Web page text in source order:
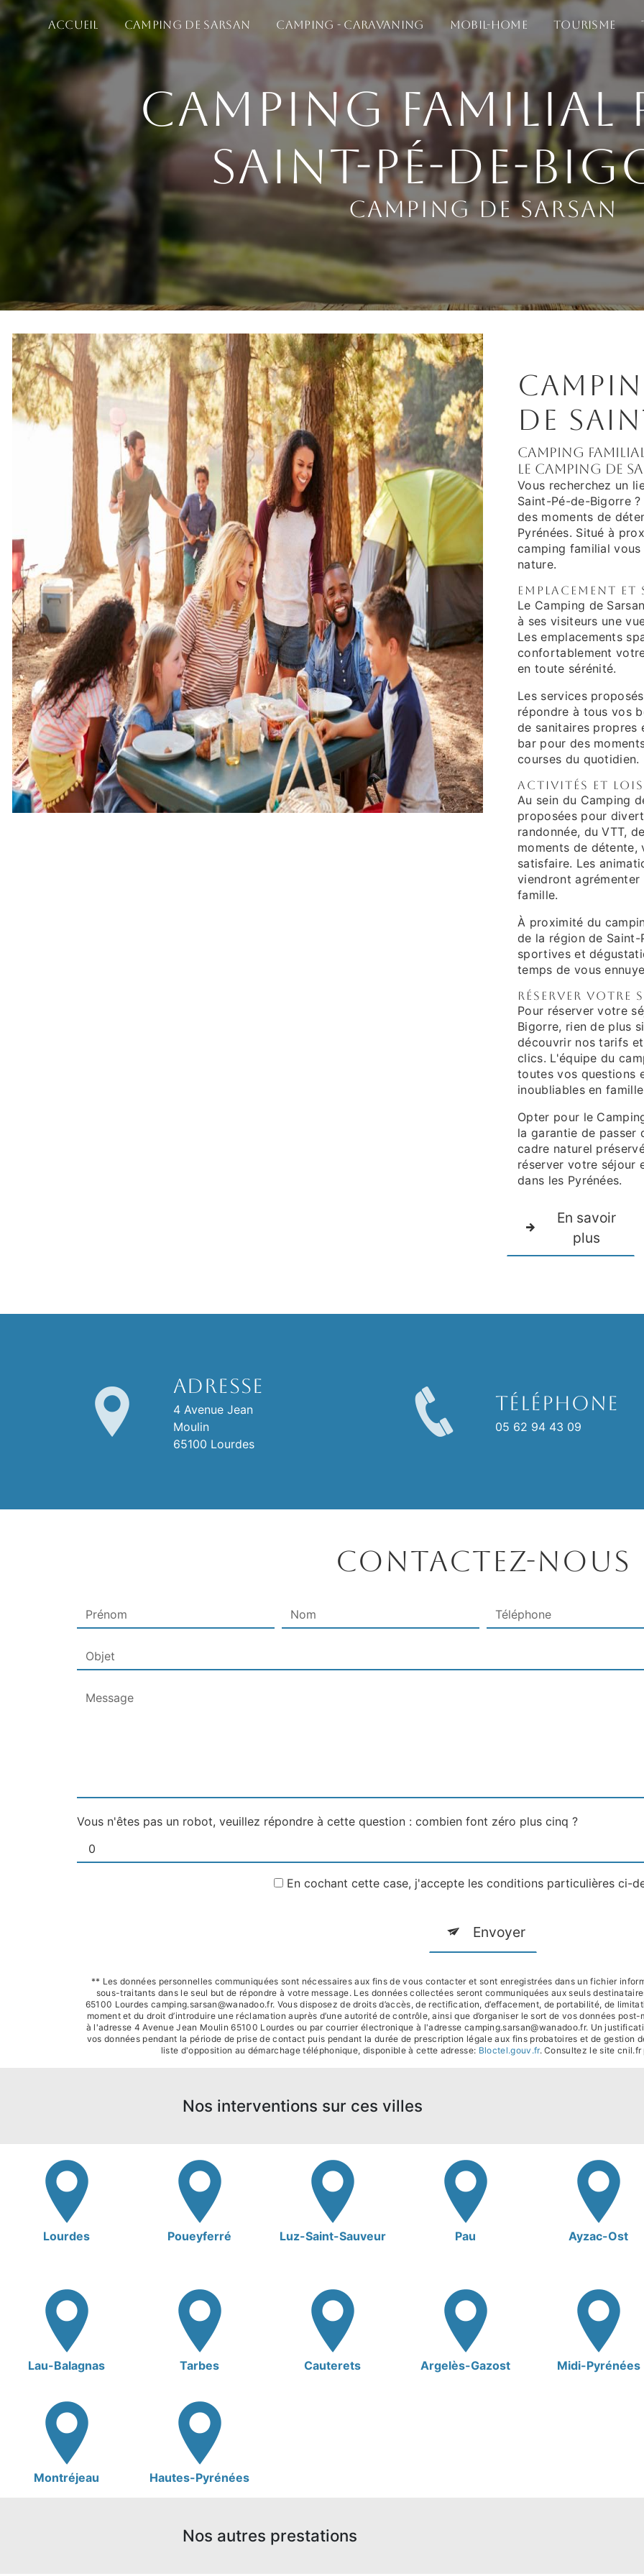
Accueil Camping de Sarsan Camping - Caravaning Mobil-home Tourisme
Camping familial
Saint-Pé-de-
Camping de Sarsan
de
Camping
le Camping de
Vous recherchez un
Saint-Pé-de-Bigorre
des moments de
Pyrénées. Situé à
camping familial
nature.
Emplacement et
Le Camping de
à ses visiteurs une
Les emplacements
confortablement
en toute sérénité.
Les services
répondre à tous vos
de sanitaires propres
bar pour des
courses du quotidien.
Activités et
Au sein du Camping
proposées pour
randonnée, du VTT,
moments de
satisfaire. Les
viendront
famille.
À proximité du
de la région de
sportives et
temps de vous
Réserver votre
Pour réserver votre
Bigorre, rien de plus
découvrir nos tarifs
clics. L'équipe du
toutes vos questions
inoubliables en
Opter pour le
la garantie de passer
cadre naturel
réserver votre séjour
dans les Pyrénées.
En savoir
plus
Adresse
4 Avenue Jean
Moulin
65100 Lourdes
Téléphone
05 62 94 43 09
Contactez-nous
Vous n'êtes pas un robot, veuillez répondre à cette question : combien font zéro plus cinq ?
En cochant cette case, j'accepte les conditions particulières ci-
Envoyer
** Les données personnelles communiquées sont nécessaires aux fins de vous contacter et sont enregistrées dans un fichier
sous-traitants dans le seul but de répondre à votre message. Les données collectées seront communiquées aux seuls
65100 Lourdes camping.sarsan@wanadoo.fr. Vous disposez de droits d’accès, de rectification, d’effacement, de portabilité, de
moment et du droit d’introduire une réclamation auprès d’une autorité de contrôle, ainsi que d’organiser le sort de vos données
à l'adresse 4 Avenue Jean Moulin 65100 Lourdes ou par courrier électronique à l'adresse camping.sarsan@wanadoo.fr. Un
vos données pendant la période de prise de contact puis pendant la durée de prescription légale aux fins probatoires et de gestion
liste d'opposition au démarchage téléphonique, disponible à cette adresse: Bloctel.gouv.fr. Consultez le site cnil.fr
Nos interventions sur ces villes
Lourdes Poueyferré Luz-Saint-Sauveur Pau Ayzac-Ost
Lau-Balagnas Tarbes Cauterets Argelès-Gazost Midi-Pyrénées
Montréjeau Hautes-Pyrénées
Nos autres prestations
Panneau de gestion des cookies